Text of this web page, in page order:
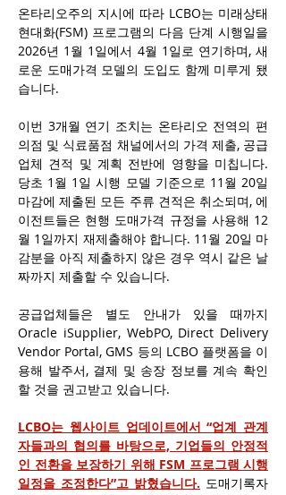
온타리오주의 지시에 따라 LCBO는 미래상태
현대화(FSM) 프로그램의 다음 단계 시행일을
2026년 1월 1일에서 4월 1일로 연기하며, 새
로운 도매가격 모델의 도입도 함께 미루게 됐
습니다.
이번 3개월 연기 조치는 온타리오 전역의 편
의점 및 식료품점 채널에서의 가격 제출, 공급
업체 견적 및 계획 전반에 영향을 미칩니다.
당초 1월 1일 시행 모델 기준으로 11월 20일
마감에 제출된 모든 주류 견적은 취소되며, 에
이전트들은 현행 도매가격 규정을 사용해 12
월 1일까지 재제출해야 합니다. 11월 20일 마
감분을 아직 제출하지 않은 경우 역시 같은 날
짜까지 제출할 수 있습니다.
공급업체들은 별도 안내가 있을 때까지
Oracle iSupplier, WebPO, Direct Delivery
Vendor Portal, GMS 등의 LCBO 플랫폼을 이
용해 발주서, 결제 및 송장 정보를 계속 확인
할 것을 권고받고 있습니다.
LCBO는 웹사이트 업데이트에서 “업계 관계
자들과의 협의를 바탕으로, 기업들의 안정적
인 전환을 보장하기 위해 FSM 프로그램 시행
일정을 조정한다”고 밝혔습니다. 도매기록자